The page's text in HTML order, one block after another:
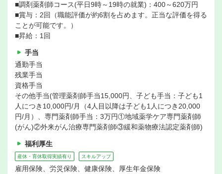
■調剤薬剤師コース(平日9時～19時の就業)：400～620万円
■賞与：2回（職能評価が約6割を占めます。正当な評価を得る
ことが可能です。）
■昇給：1回
手当
通勤手当
残業手当
資格手当
その他手当(管理薬剤師手当15,000円、子ども手当：子ども1
人につき10,000円/月（4人目以降は子ども1人につき20,000
円/月）、専門薬剤師手当：3万円①地域薬学ケア専門薬剤師
(がん)②外来がん治療専門薬剤師③緩和薬物療法認定薬剤師)
福利厚生
産休・育休取得実績有り スキルアップ
雇用保険、労災保険、健康保険、厚生年金保険